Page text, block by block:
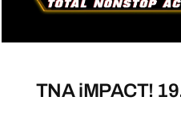
TNA iMPACT!